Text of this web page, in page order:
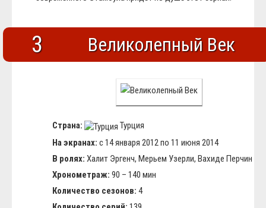
3 Великолепный Век
Страна:
Турция
На экранах: с 14 января 2012 по 11 июня 2014
В ролях: Халит Эргенч, Мерьем Узерли, Вахиде Перчин
Хронометраж: 90 – 140 мин
Количество сезонов: 4